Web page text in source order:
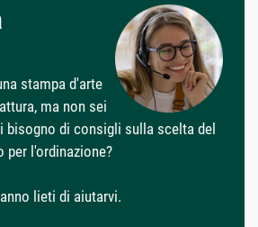
stampa d'arte
ma non sei
bisogno di consigli sulla scelta del
per l'ordinazione?
lieti di aiutarvi.